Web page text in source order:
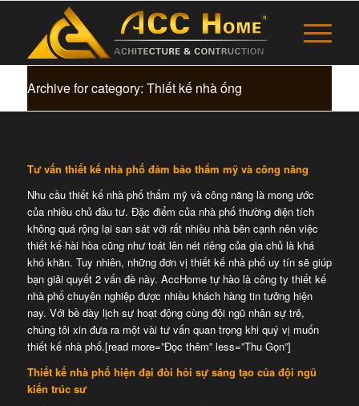
Archive for category: Thiết kế nhà ống
Tư vấn thiết kế nhà phố đảm bảo thẩm mỹ và công năng
Nhu cầu thiết kế nhà phố thẩm mỹ và công năng là mong ước
của nhiều chủ đầu tư. Đặc điểm của nhà phố thường diện tích
không quá rộng lại san sát với rất nhiều nhà bên cạnh nên việc
thiết kế hài hòa cũng như toát lên nét riêng của gia chủ là khá
khó khăn. Tuy nhiên, những đơn vị thiết kế nhà phố uy tín sẽ giúp
bạn giải quyết 2 vấn đề này. AccHome tự hào là công ty thiết kế
nhà phố chuyên nghiệp được nhiều khách hàng tin tưởng hiện
nay. Với bề dày lịch sự hoạt động cùng đội ngũ nhân sự trẻ,
chúng tôi xin đưa ra một vài tư vấn quan trọng khi quý vị muốn
thiết kế nhà phố.[read more=”Đọc thêm” less=”Thu Gọn”]
Thiết kế nhà phố hiện đại đòi hỏi sự sáng tạo của đội ngũ
kiến trúc sư